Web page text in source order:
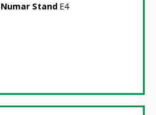
Numar Stand E4